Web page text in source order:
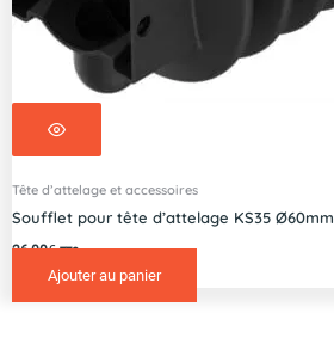
Tête d’attelage et accessoires
Soufflet pour tête d’attelage KS35 Ø60mm
26,00€ TTC
Ajouter au panier